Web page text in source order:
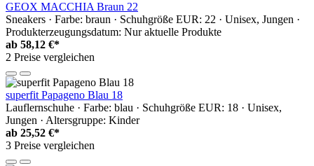
GEOX MACCHIA Braun 22
Sneakers · Farbe: braun · Schuhgröße EUR: 22 · Unisex, Jungen ·
Produkterzeugungsdatum: Nur aktuelle Produkte
ab 58,12 €*
2 Preise vergleichen
superfit Papageno Blau 18
Lauflernschuhe · Farbe: blau · Schuhgröße EUR: 18 · Unisex,
Jungen · Altersgruppe: Kinder
ab 25,52 €*
3 Preise vergleichen